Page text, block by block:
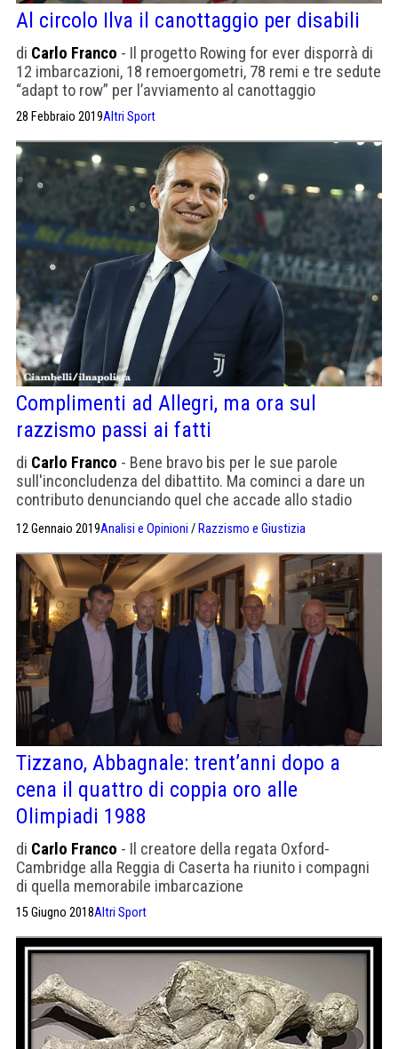
Al circolo Ilva il canottaggio per disabili
di Carlo Franco - Il progetto Rowing for ever disporrà di
12 imbarcazioni, 18 remoergometri, 78 remi e tre sedute
“adapt to row” per l’avviamento al canottaggio
28 Febbraio 2019Altri Sport
Complimenti ad Allegri, ma ora sul
razzismo passi ai fatti
di Carlo Franco - Bene bravo bis per le sue parole
sull'inconcludenza del dibattito. Ma cominci a dare un
contributo denunciando quel che accade allo stadio
12 Gennaio 2019Analisi e Opinioni / Razzismo e Giustizia
Tizzano, Abbagnale: trent’anni dopo a
cena il quattro di coppia oro alle
Olimpiadi 1988
di Carlo Franco - Il creatore della regata Oxford-
Cambridge alla Reggia di Caserta ha riunito i compagni
di quella memorabile imbarcazione
15 Giugno 2018Altri Sport